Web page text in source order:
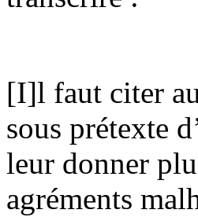
[I]l faut citer
sous prétexte
leur donner
agréments